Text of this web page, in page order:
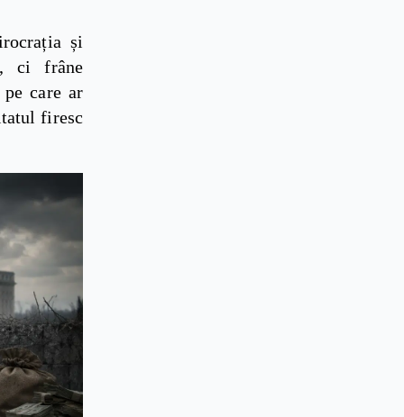
și
ci frâne
care ar
firesc